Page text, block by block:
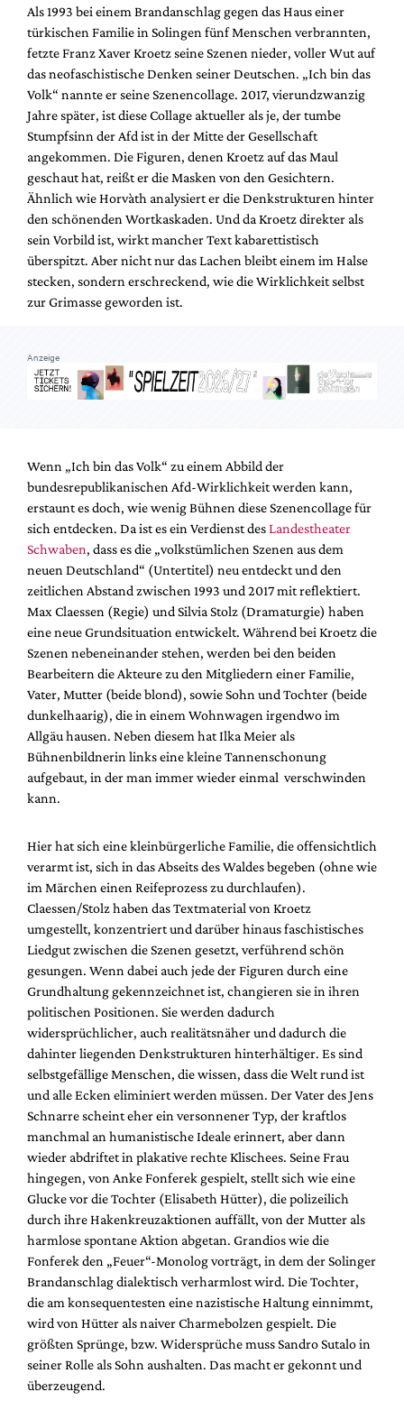
Podcast
Service
Shop / Abo
Newsletter
Redaktion
Autor:innen
Partner
Mediadaten
Suche
Als 1993 bei einem Brandanschlag gegen das Haus einer
türkischen Familie in Solingen fünf Menschen verbrannten,
fetzte Franz Xaver Kroetz seine Szenen nieder, voller Wut auf
das neofaschistische Denken seiner Deutschen. „Ich bin das
Volk“ nannte er seine Szenencollage. 2017, vierundzwanzig
Jahre später, ist diese Collage aktueller als je, der tumbe
Stumpfsinn der Afd ist in der Mitte der Gesellschaft
angekommen. Die Figuren, denen Kroetz auf das Maul
geschaut hat, reißt er die Masken von den Gesichtern.
Ähnlich wie Horvàth analysiert er die Denkstrukturen hinter
den schönenden Wortkaskaden. Und da Kroetz direkter als
sein Vorbild ist, wirkt mancher Text kabarettistisch
überspitzt. Aber nicht nur das Lachen bleibt einem im Halse
stecken, sondern erschreckend, wie die Wirklichkeit selbst
zur Grimasse geworden ist.
Anzeige
Wenn „Ich bin das Volk“ zu einem Abbild der
bundesrepublikanischen Afd-Wirklichkeit werden kann,
erstaunt es doch, wie wenig Bühnen diese Szenencollage für
sich entdecken. Da ist es ein Verdienst desLandestheater
Schwaben, dass es die „volkstümlichen Szenen aus dem
neuen Deutschland“ (Untertitel) neu entdeckt und den
zeitlichen Abstand zwischen 1993 und 2017 mit reflektiert.
Max Claessen (Regie) und Silvia Stolz (Dramaturgie) haben
eine neue Grundsituation entwickelt. Während bei Kroetz die
Szenen nebeneinander stehen, werden bei den beiden
Bearbeitern die Akteure zu den Mitgliedern einer Familie,
Vater, Mutter (beide blond), sowie Sohn und Tochter (beide
dunkelhaarig), die in einem Wohnwagen irgendwo im
Allgäu hausen. Neben diesem hat Ilka Meier als
Bühnenbildnerin links eine kleine Tannenschonung
aufgebaut, in der man immer wieder einmal verschwinden
kann.
Hier hat sich eine kleinbürgerliche Familie, die offensichtlich
verarmt ist, sich in das Abseits des Waldes begeben (ohne wie
im Märchen einen Reifeprozess zu durchlaufen).
Claessen/Stolz haben das Textmaterial von Kroetz
umgestellt, konzentriert und darüber hinaus faschistisches
Liedgut zwischen die Szenen gesetzt, verführend schön
gesungen. Wenn dabei auch jede der Figuren durch eine
Grundhaltung gekennzeichnet ist, changieren sie in ihren
politischen Positionen. Sie werden dadurch
widersprüchlicher, auch realitätsnäher und dadurch die
dahinter liegenden Denkstrukturen hinterhältiger. Es sind
selbstgefällige Menschen, die wissen, dass die Welt rund ist
und alle Ecken eliminiert werden müssen. Der Vater des Jens
Schnarre scheint eher ein versonnener Typ, der kraftlos
manchmal an humanistische Ideale erinnert, aber dann
wieder abdriftet in plakative rechte Klischees. Seine Frau
hingegen, von Anke Fonferek gespielt, stellt sich wie eine
Glucke vor die Tochter (Elisabeth Hütter), die polizeilich
durch ihre Hakenkreuzaktionen auffällt, von der Mutter als
harmlose spontane Aktion abgetan. Grandios wie die
Fonferek den „Feuer“-Monolog vorträgt, in dem der Solinger
Brandanschlag dialektisch verharmlost wird. Die Tochter,
die am konsequentesten eine nazistische Haltung einnimmt,
wird von Hütter als naiver Charmebolzen gespielt. Die
größten Sprünge, bzw. Widersprüche muss Sandro Sutalo in
seiner Rolle als Sohn aushalten. Das macht er gekonnt und
überzeugend.